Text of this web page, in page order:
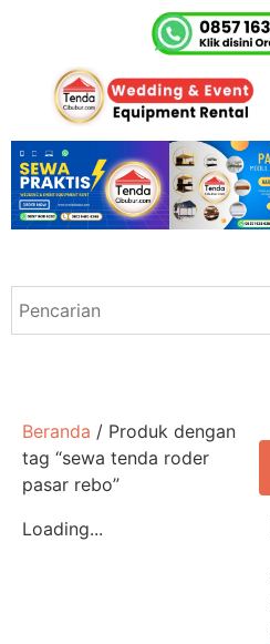
Beranda / Produk dengan
tag “sewa tenda roder
pasar rebo”
Loading...